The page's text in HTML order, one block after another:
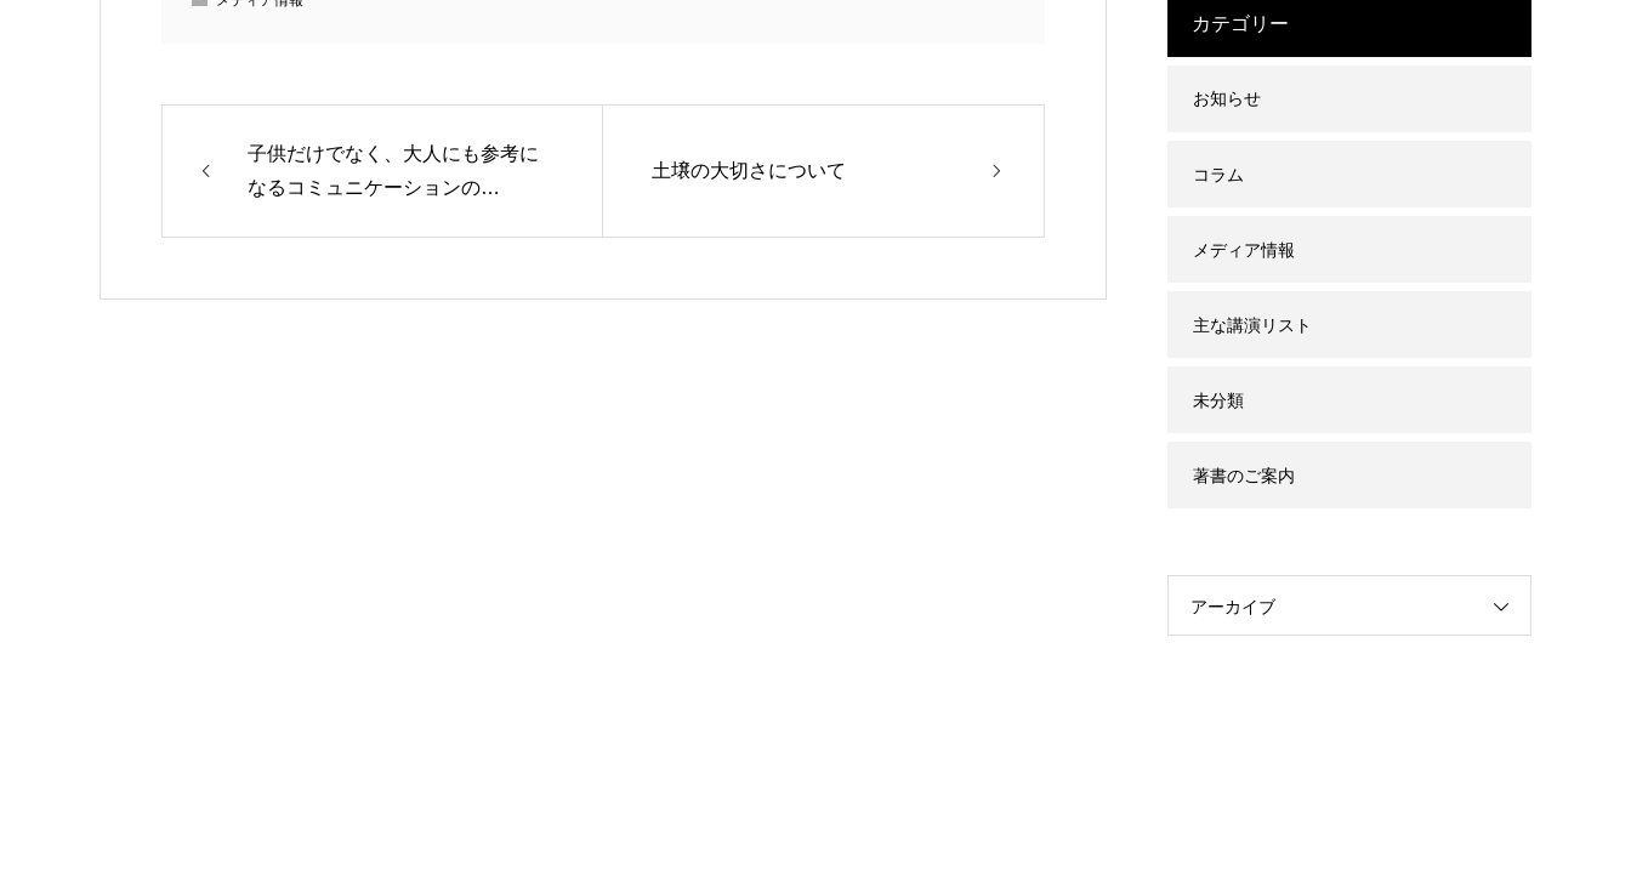
子供だけでなく、大人にも参考に
なるコミュニケーションの…
土壌の大切さについて
カテゴリー
お知らせ
コラム
メディア情報
主な講演リスト
未分類
著書のご案内
アーカイブ